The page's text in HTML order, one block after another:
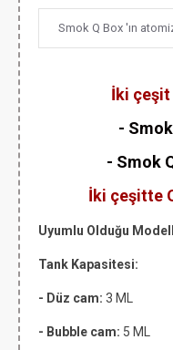
Smok Q Box 'ın
İki çeşit
-
- Smok
İki çeşitte
Uyumlu Olduğu
Tank Kapasitesi:
- Düz cam: 3 ML
- Bubble cam: 5 ML